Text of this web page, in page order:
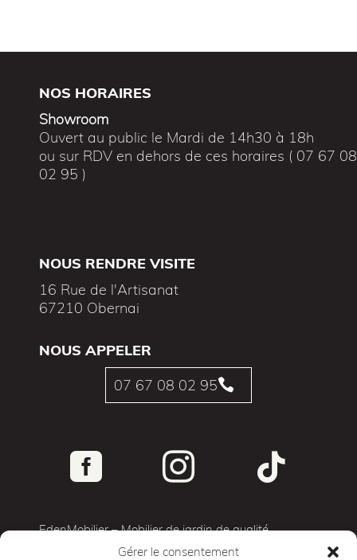
Gérer le consentement
NOS HORAIRES
Showroom
Ouvert au public le Mardi de 14h30 à 18h
ou sur RDV en dehors de ces horaires ( 07 67 08
02 95 )
NOUS RENDRE VISITE
16 Rue de l'Artisanat
67210 Obernai
NOUS APPELER

07 67 08 02 95
  
EdenMobilier – Mobilier de jardin de qualité